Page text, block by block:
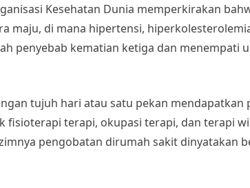
Kesehatan Dunia memperkirakan
maju, di mana hipertensi,
penyebab kematian ketiga dan menempati
tujuh hari atau satu pekan
terapi, okupasi terapi, dan terapi
pengobatan dirumah sakit dinyatakan